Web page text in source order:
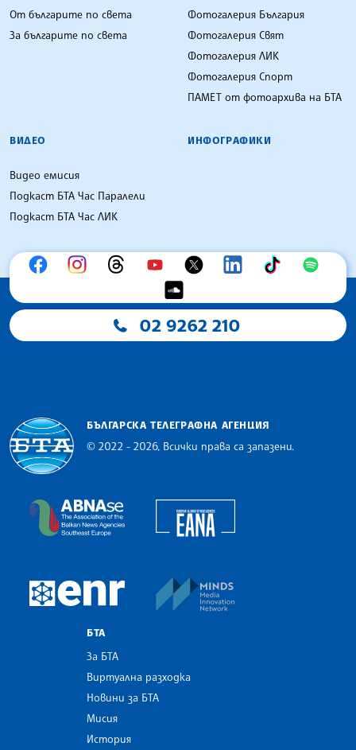
От българите по света
За българите по света
Фотогалерия България
Фотогалерия Свят
Фотогалерия ЛИК
Фотогалерия Спорт
ПАМЕТ от фотоархива на БТА
ВИДЕО
Видео емисия
Подкаст БТА Час Паралели
Подкаст БТА Час ЛИК
ИНФОГРАФИКИ
02 9262 210
БЪЛГАРСКА ТЕЛЕГРАФНА АГЕНЦИЯ
© 2022 - 2026, Всички права са запазени.
The Assocoation of the Balkan News Agencies
European Newsroom
БТА
За БТА
Виртуална разходка
Новини за БТА
Мисия
История